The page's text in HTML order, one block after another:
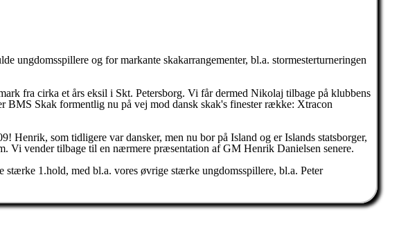
ungdomsspillere og for markante skakarrangementer, bl.a. stormesterturneringen
fra cirka et års eksil i Skt. Petersborg. Vi får dermed Nikolaj tilbage på klubbens
BMS Skak formentlig nu på vej mod dansk skak's finester række: Xtracon
som tidligere var dansker, men nu bor på Island og er Islands statsborger,
Vi vender tilbage til en nærmere præsentation af GM Henrik Danielsen senere.
1.hold, med bl.a. vores øvrige stærke ungdomsspillere, bl.a. Peter